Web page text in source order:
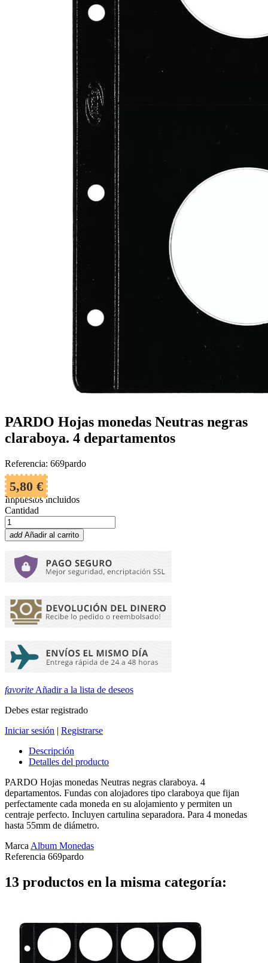
PARDO Hojas monedas Neutras negras
claraboya. 4 departamentos
Referencia: 669pardo
5,80 €
Impuestos incluidos
Cantidad
add Añadir al carrito
favorite Añadir a la lista de deseos
Debes estar registrado
Iniciar sesión | Registrarse
Descripción
Detalles del producto
PARDO Hojas monedas Neutras negras claraboya. 4
departamentos. Fundas con alojadores tipo claraboya que fijan
perfectamente cada moneda en su alojamiento y permiten un
centraje perfecto. Incluyen cartulina separadora. Para 4 monedas
hasta 55mm de diámetro.
Marca Album Monedas
Referencia 669pardo
13 productos en la misma categoría: